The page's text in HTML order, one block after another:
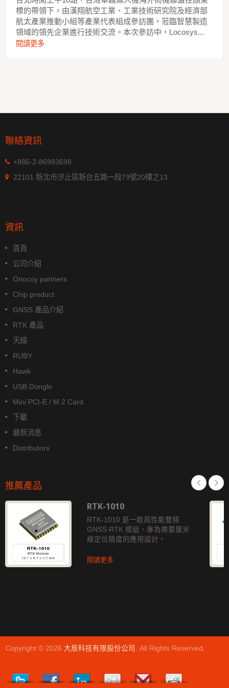
標的帶領下，由漢翔航空工業、工業技術研究院及經濟部
航太產業推動小組等產業代表組成參訪團，蒞臨智慧製造
領域的領先企業進行技術交流。本次參訪中，Locosys...
閱讀更多
聯絡資訊
+886-2-86983698
22101 新北市汐止區新台五路一段79號20樓之13
資訊
首頁
公司介紹
Onocoy partners
Chip product
GNSS 產品介紹
RTK 產品
天線
RUBY
Hawk
USB Dongle
Mini PCI-E / M.2 Card
下載
最新消息
Distributors
推薦產品
RTK-1010
RTK-1010 是一款高性能雙頻
GNSS RTK 模組，專為需要厘米
級定位精度的應用設計。
閱讀更多
Copyright © 2026 大辰科技有限股份公司 . All Rights Reserved.